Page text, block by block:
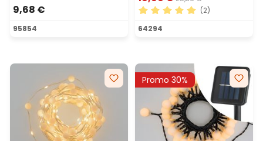
9,68 €
95854 Valutazione media di 5 su
(2)
64294
Promo 30%